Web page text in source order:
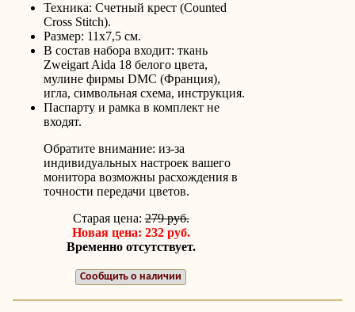
Техника: Счетный крест (Counted
Cross Stitch).
Размер: 11x7,5 см.
В состав набора входит: ткань
Zweigart Aida 18 белого цвета,
мулине фирмы DMC (Франция),
игла, символьная схема, инструкция.
Паспарту и рамка в комплект не
входят.
Обратите внимание: из-за
индивидуальных настроек вашего
монитора возможны расхождения в
точности передачи цветов.
Старая цена:279 руб.
Новая цена: 232 руб.
Временно отсутствует.
Сообщить о наличии